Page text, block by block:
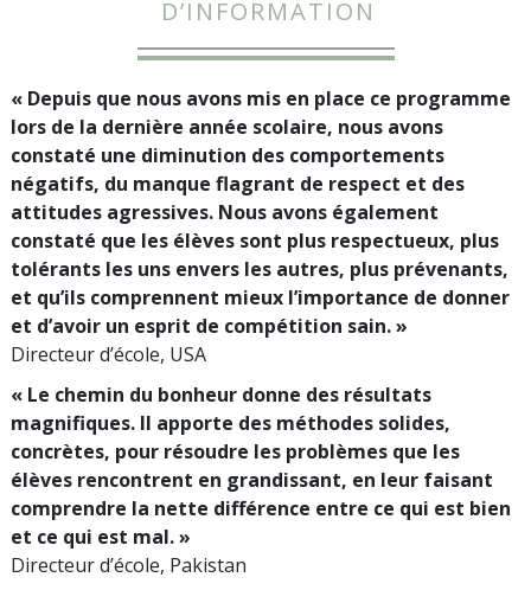
D’INFORMATION
« Depuis que nous avons mis en place ce programme
lors de la dernière année scolaire, nous avons
constaté une diminution des comportements
négatifs, du manque flagrant de respect et des
attitudes agressives. Nous avons également
constaté que les élèves sont plus respectueux, plus
tolérants les uns envers les autres, plus prévenants,
et qu’ils comprennent mieux l’importance de donner
et d’avoir un esprit de compétition sain. »
Directeur d’école, USA
« Le chemin du bonheur donne des résultats
magnifiques. Il apporte des méthodes solides,
concrètes, pour résoudre les problèmes que les
élèves rencontrent en grandissant, en leur faisant
comprendre la nette différence entre ce qui est bien
et ce qui est mal. »
Directeur d’école, Pakistan